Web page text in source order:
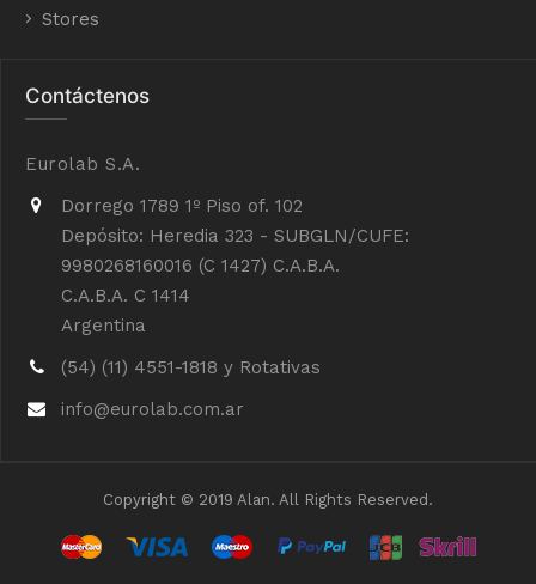
Stores
Contáctenos
Eurolab S.A.
Dorrego 1789 1º Piso of. 102
Depósito: Heredia 323 - SUBGLN/CUFE:
9980268160016 (C 1427) C.A.B.A.
C.A.B.A. C 1414
Argentina
(54) (11) 4551-1818 y Rotativas
info@eurolab.com.ar
Copyright © 2019 Alan. All Rights Reserved.